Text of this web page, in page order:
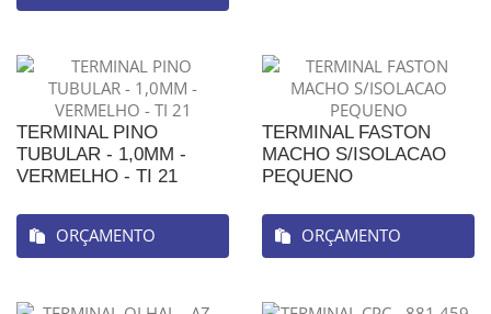
TERMINAL PINO
TUBULAR - 1,0MM -
VERMELHO - TI 21
ORÇAMENTO
TERMINAL FASTON
MACHO S/ISOLACAO
PEQUENO
ORÇAMENTO